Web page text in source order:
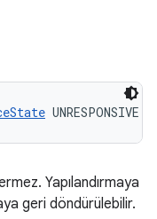
UNRESPONSIVE
Yapılandırmaya
geri döndürülebilir.